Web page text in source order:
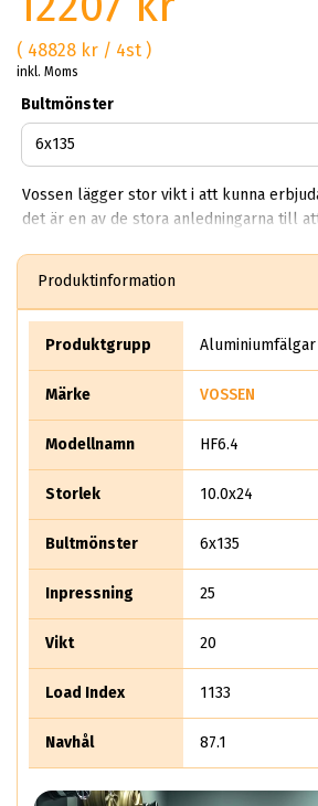
( 48828 kr / 4st )
inkl. Moms
Bultmönster
Vossen lägger stor vikt i att kunna
det är en av de stora anledningarna till
tiden har även Vossens namn kommit att
just en produkt! Miljoner människor
sig idag med Vossen – oavsett om det
varumärket vossen. Gillar du perfektion? Köp vossen fälgar –
Produktinformation
Produktgrupp Aluminiumfälgar
Märke VOSSEN
Modellnamn HF6.4
Storlek 10.0x24
Bultmönster 6x135
Inpressning 25
Vikt 20
Load Index 1133
Navhål 87.1